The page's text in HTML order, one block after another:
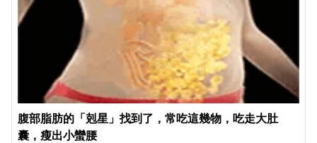
腹部脂肪的「剋星」找到了，常吃這幾物，吃走大肚
囊，瘦出小蠻腰